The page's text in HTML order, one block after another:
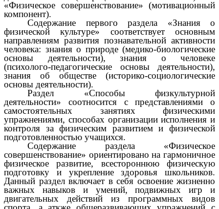
«Физическое совершенствование» (мотивационный
компонент).
Содержание первого раздела «Знания о
физической культуре» соответствует основным
направлениям развития познавательной активности
человека: знания о природе (медико-биологические
основы деятельности), знания о человеке
(психолого-педагогические основы деятельности),
знания об обществе (историко-социологические
основы деятельности).
Раздел «Способы физкультурной
деятельности» соотносится с представлениями о
самостоятельных занятиях физическими
упражнениями, способах организации исполнения и
контроля за физическим развитием и физической
подготовленностью учащихся.
Содержание раздела «Физическое
совершенствование» ориентировано на гармоничное
физическое развитие, всестороннюю физическую
подготовку и укрепление здоровья школьников.
Данный раздел включает в себя освоение жизненно
важных навыков и умений, подвижных игр и
двигательных действий из программных видов